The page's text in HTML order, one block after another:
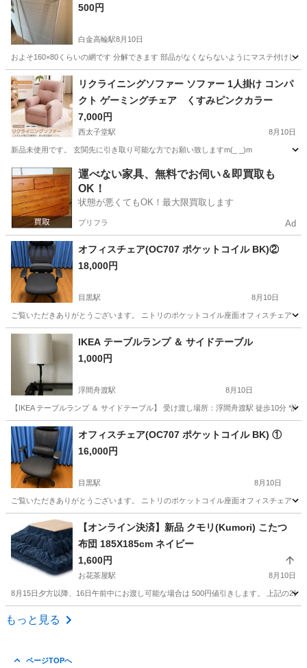
500円
白金高輪駅8月10日
およそ160×80くらいの網です 分解できます 部品がなくならないようにマステ付けし
東京 港区 白金高輪駅 収納家具
リクライニングソファー ソファー 1人掛け コンパ
クト ゲーミングチェア くすみピンクカラー
7,000円
西太子堂駅 8月10日
新品未使用です。 玄関先に引き取り可能な方でお願い致しますm(_ _)m
東京 世田谷区 西太子堂駅 ソファ ソファー
運べない家具、無料でお伺い＆即買取も
OK！
状態が悪くてもOK！最大限買取します
プリフラ Ad
オフィスチェア(OC707 ポケットコイル BK)②
18,000円
目黒駅 8月10日
ご覧いただきありがとうございます。 ニトリのポケットコイル座面オフィスチェア
東京 目黒区 椅子 オフィス
IKEA テーブルランプ ＆ サイドテーブル
1,000円
浮間舟渡駅 8月10日
【IKEA テーブルランプ ＆ サイドテーブル】 受け渡し場所：浮間舟渡駅 徒歩10分 *
東京 板橋区 浮間舟渡駅
オフィスチェア(OC707 ポケットコイル BK) ①
16,000円
目黒駅 8月10日
ご覧いただきありがとうございます。 ニトリのポケットコイル座面オフィスチェア
目黒区 目黒駅 椅子
【オンライン決済】新品 クモリ(Kumori) こたつ
布団 185X185cm ネイビー
1,600円
お花茶屋駅 8月10日
8月15日夕方以降、16日午前中にお渡し可能な場合は 500円値引きします。 上記の2
東京 葛飾区
もっと見る
ページTOPへ